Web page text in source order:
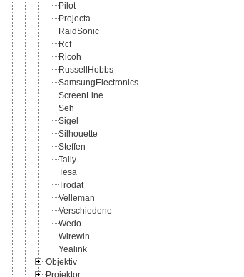
Pilot
Projecta
RaidSonic
Rcf
Ricoh
RussellHobbs
SamsungElectronics
ScreenLine
Seh
Sigel
Silhouette
Steffen
Tally
Tesa
Trodat
Velleman
Verschiedene
Wedo
Wirewin
Yealink
Objektiv
Projektor